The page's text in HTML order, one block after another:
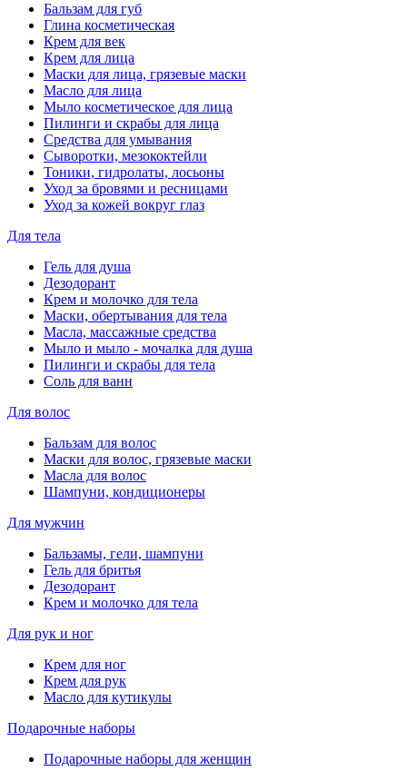
Бальзам для губ
Глина косметическая
Крем для век
Крем для лица
Маски для лица, грязевые маски
Масло для лица
Мыло косметическое для лица
Пилинги и скрабы для лица
Средства для умывания
Сыворотки, мезококтейли
Тоники, гидролаты, лосьоны
Уход за бровями и ресницами
Уход за кожей вокруг глаз
Для тела
Гель для душа
Дезодорант
Крем и молочко для тела
Маски, обертывания для тела
Масла, массажные средства
Мыло и мыло - мочалка для душа
Пилинги и скрабы для тела
Соль для ванн
Для волос
Бальзам для волос
Маски для волос, грязевые маски
Масла для волос
Шампуни, кондиционеры
Для мужчин
Бальзамы, гели, шампуни
Гель для бритья
Дезодорант
Крем и молочко для тела
Для рук и ног
Крем для ног
Крем для рук
Масло для кутикулы
Подарочные наборы
Подарочные наборы для женщин